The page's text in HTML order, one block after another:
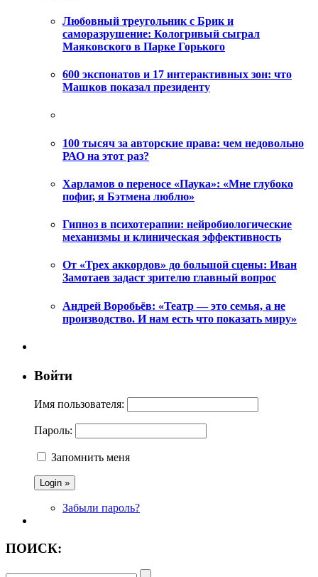
Любовный треугольник с Брик и
саморазрушение: Кологривый сыграл
Маяковского в Парке Горького
600 экспонатов и 17 интерактивных зон: что
Машков показал президенту
100 тысяч за авторские права: чем недовольно
РАО на этот раз?
Харламов о переносе «Паука»: «Мне глубоко
пофиг, я Бэтмена люблю»
Гипноз в психотерапии: нейробиологические
механизмы и клиническая эффективность
От «Трех аккордов» до большой сцены: Иван
Замотаев задаст зрителю главный вопрос
Андрей Воробьёв: «Театр — это семья, а не
производство. И нам есть что показать миру»
Войти
Имя пользователя:
Пароль:
Запомнить меня
Забыли пароль?
ПОИСК: